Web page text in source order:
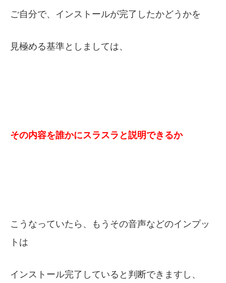
ご自分で、インストールが完了したかどうかを
見極める基準としましては、
その内容を誰かにスラスラと説明できるか
こうなっていたら、もうその音声などのインプッ
トは
インストール完了していると判断できますし、